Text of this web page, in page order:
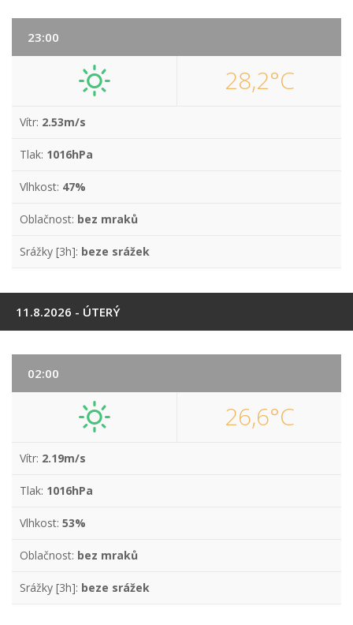
23:00
28,2°C
Vítr: 2.53m/s
Tlak: 1016hPa
Vlhkost: 47%
Oblačnost: bez mraků
Srážky [3h]: beze srážek
11.8.2026 - ÚTERÝ
02:00
26,6°C
Vítr: 2.19m/s
Tlak: 1016hPa
Vlhkost: 53%
Oblačnost: bez mraků
Srážky [3h]: beze srážek